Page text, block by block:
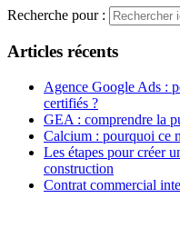
Recherche pour :
Articles récents
Agence Google Ads :
certifiés ?
GEA : comprendre la
Calcium : pourquoi ce
Les étapes pour créer
construction
Contrat commercial